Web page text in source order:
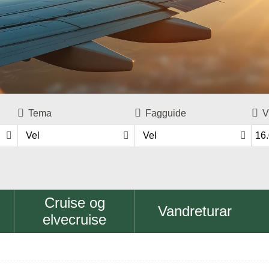
Tema
Vel
Fagguide
Vel
Cruise og
elvecruise
Vandreturar